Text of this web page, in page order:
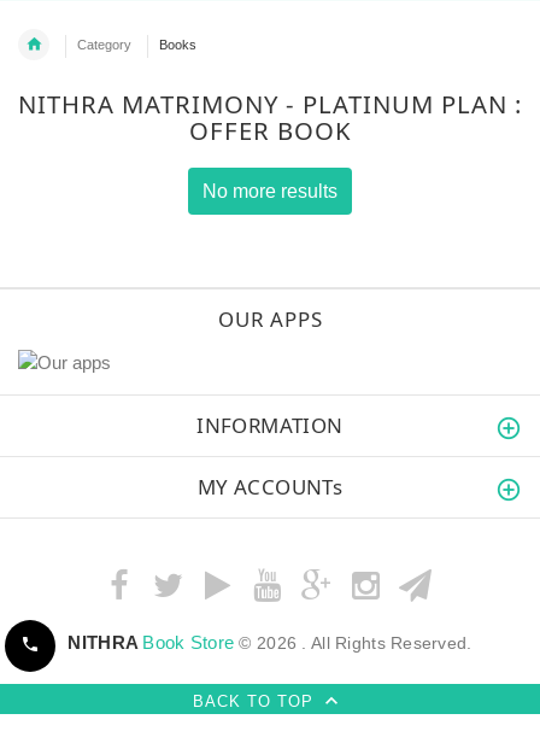
Category Books
NITHRA MATRIMONY - PLATINUM PLAN :
OFFER BOOK
No more results
OUR APPS
INFORMATION
MY ACCOUNTs
NITHRA Book Store © 2026 . All Rights Reserved.
BACK TO TOP